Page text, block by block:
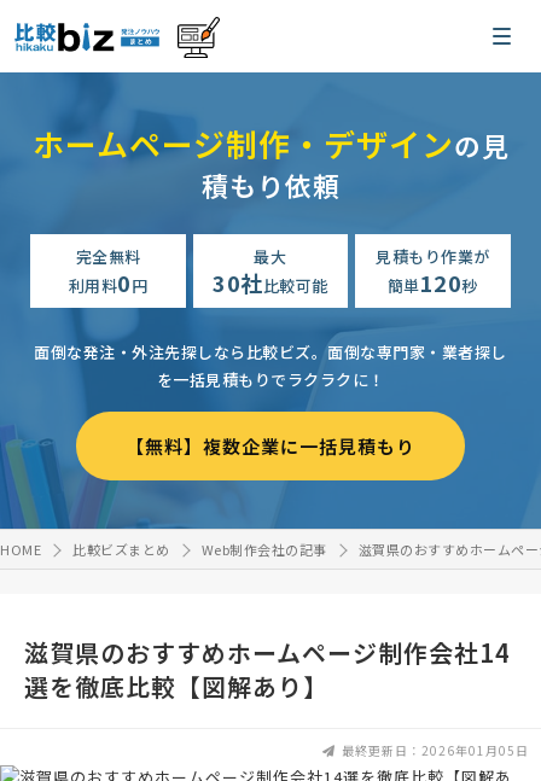
ホームページ制作・デザインの見
積もり依頼
完全無料
利用料0円
最大
30社比較可能
見積もり作業が
簡単120秒
面倒な発注・外注先探しなら比較ビズ。面倒な専門家・業者探し
を一括見積もりでラクラクに！
【無料】複数企業に一括見積もり
HOME 比較ビズまとめ Web制作会社の記事 滋賀県のおすすめホームペ
滋賀県のおすすめホームページ制作会社14
選を徹底比較【図解あり】
最終更新日：2026年01月05日